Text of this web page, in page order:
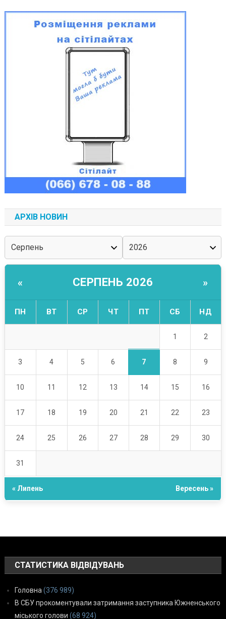
АРХІВ НОВИН
« СЕРПЕНЬ 2026 »
ПН ВТ СР ЧТ ПТ СБ НД
1 2
3 4 5 6 7 8 9
10 11 12 13 14 15 16
17 18 19 20 21 22 23
24 25 26 27 28 29 30
31
« Липень Вересень »
СТАТИСТИКА ВІДВІДУВАНЬ
Головна(376 989)
В СБУ прокоментували затримання заступника Южненського
міського голови (68 924)